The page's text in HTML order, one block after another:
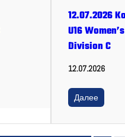
12.07.2026
U16
Division C
12.07.2026
Далее